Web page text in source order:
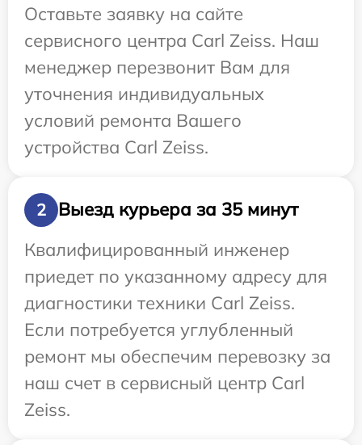
Оставьте заявку на сайте
сервисного центра Carl Zeiss. Наш
менеджер перезвонит Вам для
уточнения индивидуальных
условий ремонта Вашего
устройства Carl Zeiss.
2
Выезд курьера за 35 минут
Квалифицированный инженер
приедет по указанному адресу для
диагностики техники Carl Zeiss.
Если потребуется углубленный
ремонт мы обеспечим перевозку за
наш счет в сервисный центр Carl
Zeiss.